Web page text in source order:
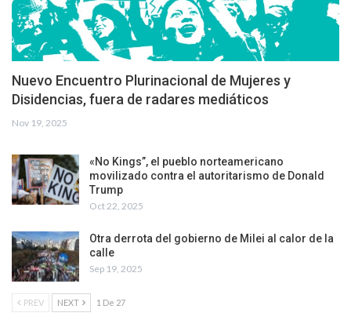
Nuevo Encuentro Plurinacional de Mujeres y
Disidencias, fuera de radares mediáticos
Nov 19, 2025
«No Kings”, el pueblo norteamericano
movilizado contra el autoritarismo de Donald
Trump
Oct 22, 2025
Otra derrota del gobierno de Milei al calor de la
calle
Sep 19, 2025
PREV NEXT 1 De 27